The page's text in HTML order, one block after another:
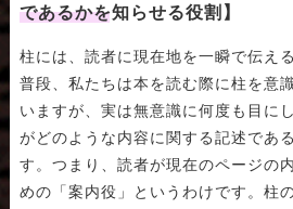
であるかを知らせる役割】
柱には、読者に現在地を一瞬で伝え
普段、私たちは本を読む際に柱を意
いますが、実は無意識に何度も目に
がどのような内容に関する記述であ
す。つまり、読者が現在のページの
めの「案内役」というわけです。柱